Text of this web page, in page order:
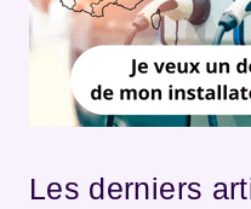
Les derniers